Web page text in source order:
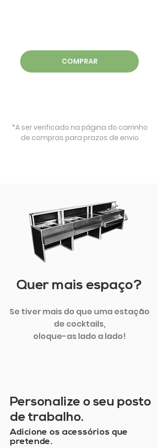
COMPRAR
*A ser verificado na página do carrinho
de compras para prazos de envio
Quer mais espaço?
Se tiver mais do que uma estação
de cocktails,
oloque-as lado a lado!
Personalize o seu posto
de trabalho.
Adicione os acessórios que
pretende.